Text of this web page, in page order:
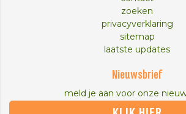
zoeken
privacyverklaring
sitemap
laatste updates
Nieuwsbrief
meld je aan voor onze